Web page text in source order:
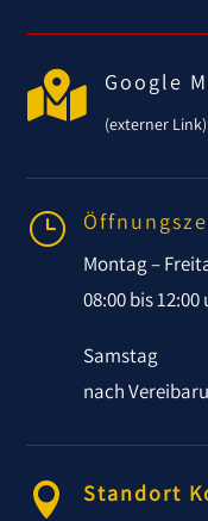
 Google
(externer Link)
}
Montag –
08:00 bis 12:00
Samstag
nach
 Standort